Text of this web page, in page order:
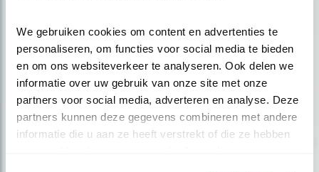
We gebruiken cookies om content en advertenties te
personaliseren, om functies voor social media te bieden
en om ons websiteverkeer te analyseren. Ook delen we
informatie over uw gebruik van onze site met onze
partners voor social media, adverteren en analyse. Deze
partners kunnen deze gegevens combineren met andere
informatie die u aan ze heeft verstrekt of die ze hebben